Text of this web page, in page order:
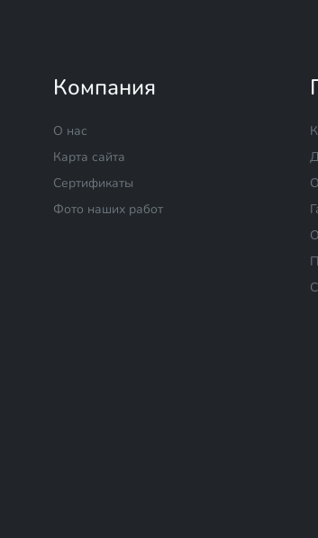
Компания
О нас
Карта сайта
Сертификаты
Фото наших работ